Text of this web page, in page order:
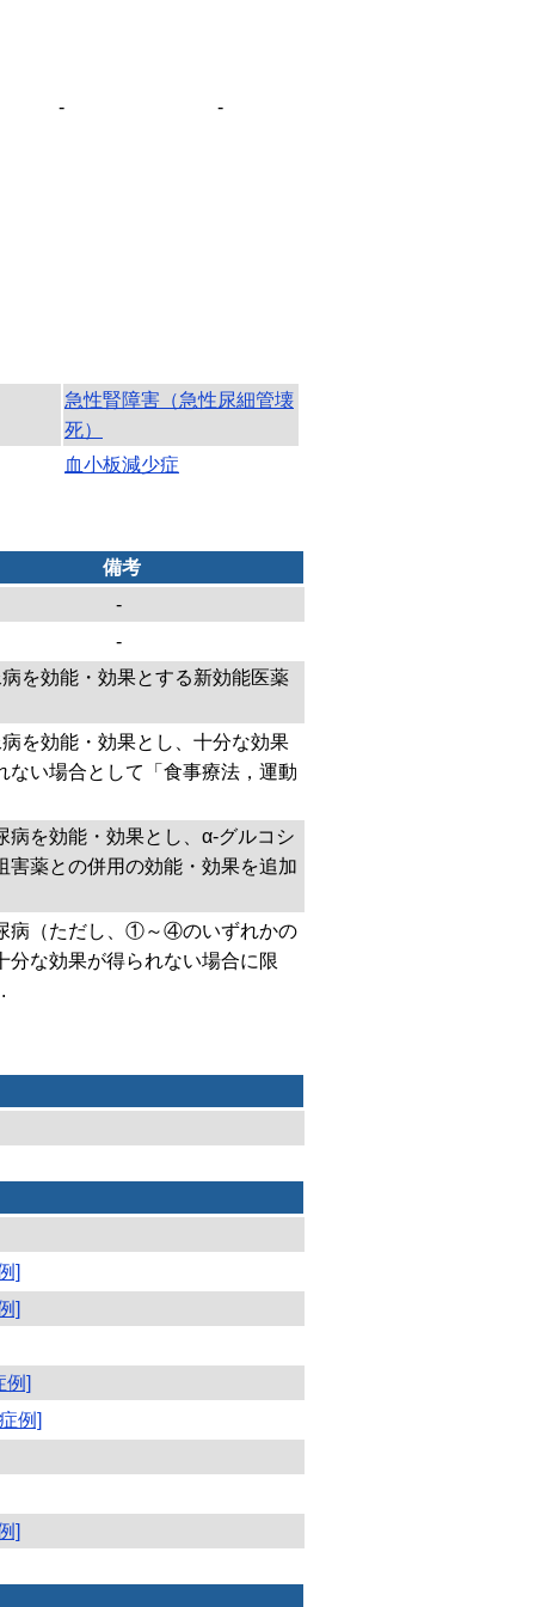
- -
急性腎障害（急性尿細管壊
死）
血小板減少症
備考
-
-
を効能・効果とする新効能医薬
を効能・効果とし、十分な効果
ない場合として「食事療法，運動
病を効能・効果とし、α-グルコシ
害薬との併用の効能・効果を追加
病（ただし、①～④のいずれかの
分な効果が得られない場合に限
]
]
例]
例]
]